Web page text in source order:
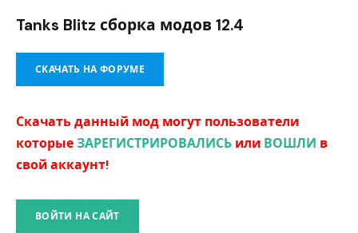
Tanks Blitz сборка модов 12.4
СКАЧАТЬ НА ФОРУМЕ
Скачать данный мод могут пользователи
которыеЗАРЕГИСТРИРОВАЛИСЬ или ВОШЛИ в
свой аккаунт!
ВОЙТИ НА САЙТ